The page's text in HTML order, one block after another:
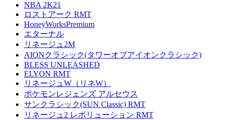
NBA 2K21
ロストアーク RMT
HoneyWorksPremium
エターナル
リネージュ2M
AIONクラシック(タワーオブアイオンクラシック)
BLESS UNLEASHED
ELYON RMT
リネージュW（リネW）
ポケモンレジェンズ アルセウス
サンクラシック(SUN Classic) RMT
リネージュ2 レボリューション RMT